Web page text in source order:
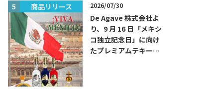
商品リリース 2026/07/30
De Agave 株式会社よ
り、9 月 16 日「メキシ
コ独立記念日」に向け
たプレミアムテキーラ